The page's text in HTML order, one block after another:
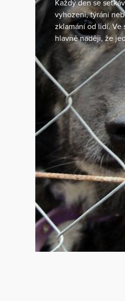
Každý den se
vyhozeni, týráni
zklamání od lidí. Ve
hlavně naději, že